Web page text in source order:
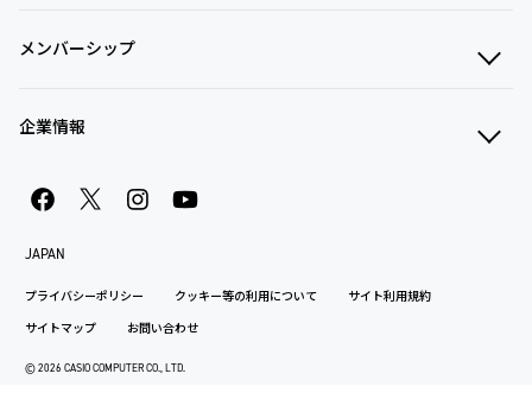
メンバーシップ
企業情報
プライバシーポリシー クッキー等の利用について サイト利用規約
サイトマップ お問い合わせ
JAPAN
© 2026 CASIO COMPUTER CO., LTD.